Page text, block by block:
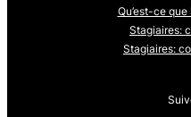
Qu’est-ce que
Stagiaires:
Stagiaires: